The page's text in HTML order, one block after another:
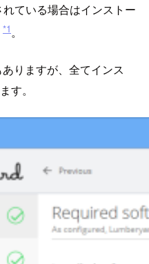
ている場合はインストー
*1。
りますが、全てインス
す。